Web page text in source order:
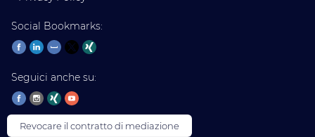
Social Bookmarks:
Seguici anche su:
Revocare il contratto di mediazione